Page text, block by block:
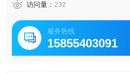
访问量： 232
服务热线
15855403091